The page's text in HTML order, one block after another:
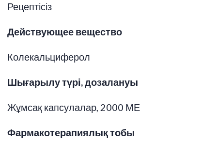
Рецептісіз
Действующее вещество
Колекальциферол
Шығарылу түрі, дозалануы
Жұмсақ капсулалар, 2000 МЕ
Фармакотерапиялық тобы